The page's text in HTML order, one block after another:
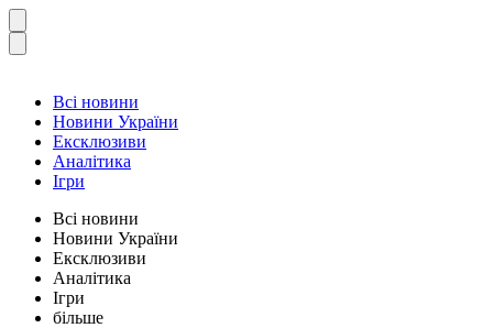
Всі новини
Новини України
Ексклюзиви
Аналітика
Ігри
Всі новини
Новини України
Ексклюзиви
Аналітика
Ігри
більше